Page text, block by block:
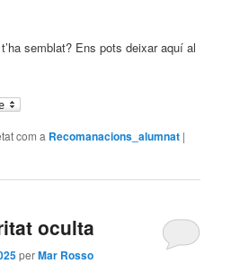
semblat? Ens pots deixar aquí al
com a Recomanacions_alumnat |
oculta
perMar Rosso